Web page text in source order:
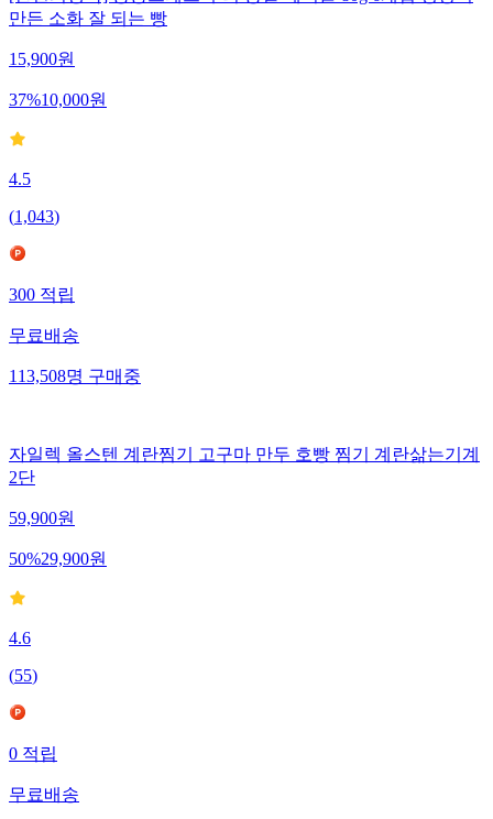
만든 소화 잘 되는 빵
15,900원
37%10,000원
4.5
(1,043)
300적립
무료배송
113,508명구매중
자일렉 올스텐 계란찜기 고구마 만두 호빵 찜기 계란삶는기계
2단
59,900원
50%29,900원
4.6
(55)
0적립
무료배송